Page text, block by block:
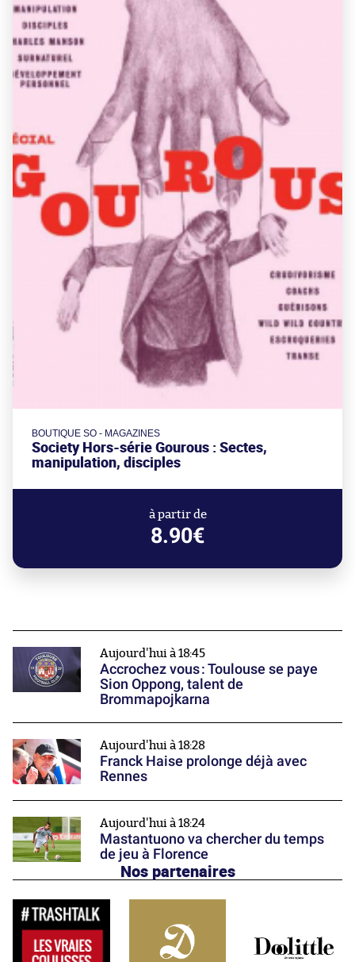
BOUTIQUE SO - MAGAZINES
Society Hors-série Gourous : Sectes,
manipulation, disciples
à partir de
8.90€
Aujourd'hui à 18:45
Accrochez vous : Toulouse se paye
Sion Oppong, talent de
Brommapojkarna
Aujourd'hui à 18:28
Franck Haise prolonge déjà avec
Rennes
Aujourd'hui à 18:24
Mastantuono va chercher du temps
de jeu à Florence
Nos partenaires